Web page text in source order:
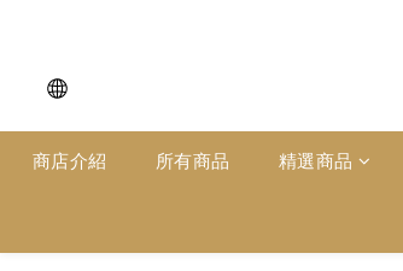
商店介紹 所有商品 精選商品